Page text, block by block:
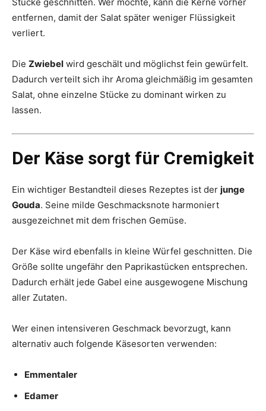
entfernen, damit der Salat später weniger Flüssigkeit
verliert.
Die Zwiebel wird geschält und möglichst fein gewürfelt.
Dadurch verteilt sich ihr Aroma gleichmäßig im gesamten
Salat, ohne einzelne Stücke zu dominant wirken zu
lassen.
Der Käse sorgt für Cremigkeit
Ein wichtiger Bestandteil dieses Rezeptes ist der junge
Gouda. Seine milde Geschmacksnote harmoniert
ausgezeichnet mit dem frischen Gemüse.
Der Käse wird ebenfalls in kleine Würfel geschnitten. Die
Größe sollte ungefähr den Paprikastücken entsprechen.
Dadurch erhält jede Gabel eine ausgewogene Mischung
aller Zutaten.
Wer einen intensiveren Geschmack bevorzugt, kann
alternativ auch folgende Käsesorten verwenden:
Emmentaler
Edamer